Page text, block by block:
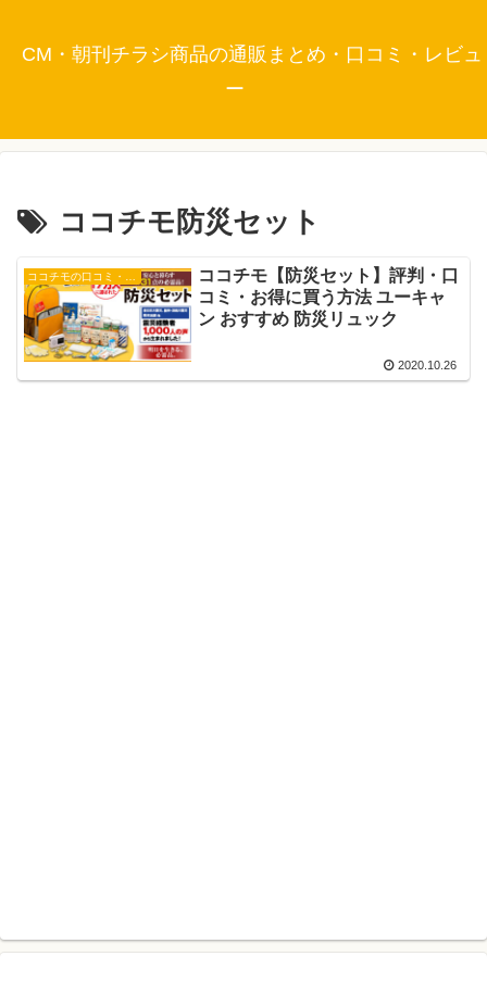
CM・朝刊チラシ商品の通販まとめ・口コミ・レビュ
ー
ココチモ防災セット
ココチモ【防災セット】評判・口
コミ・お得に買う方法 ユーキャ
ン おすすめ 防災リュック
2020.10.26